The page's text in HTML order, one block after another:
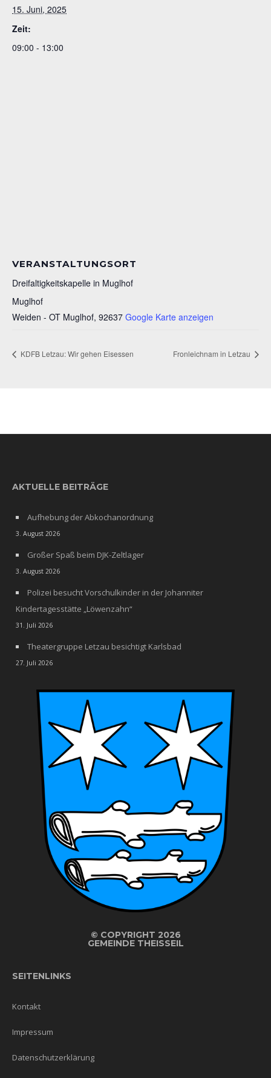
15. Juni, 2025
Zeit:
09:00 - 13:00
VERANSTALTUNGSORT
Dreifaltigkeitskapelle in Muglhof
Muglhof
Weiden - OT Muglhof, 92637 Google Karte anzeigen
KDFB Letzau: Wir gehen Eisessen Fronleichnam in Letzau
AKTUELLE BEITRÄGE
Aufhebung der Abkochanordnung
3. August 2026
Großer Spaß beim DJK-Zeltlager
3. August 2026
Polizei besucht Vorschulkinder in der Johanniter
Kindertagesstätte „Löwenzahn“
31. Juli 2026
Theatergruppe Letzau besichtigt Karlsbad
27. Juli 2026
© COPYRIGHT 2026
GEMEINDE THEISSEIL
SEITENLINKS
Kontakt
Impressum
Datenschutzerklärung